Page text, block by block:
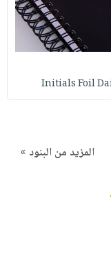
Initials Foil
المزيد من البنود »